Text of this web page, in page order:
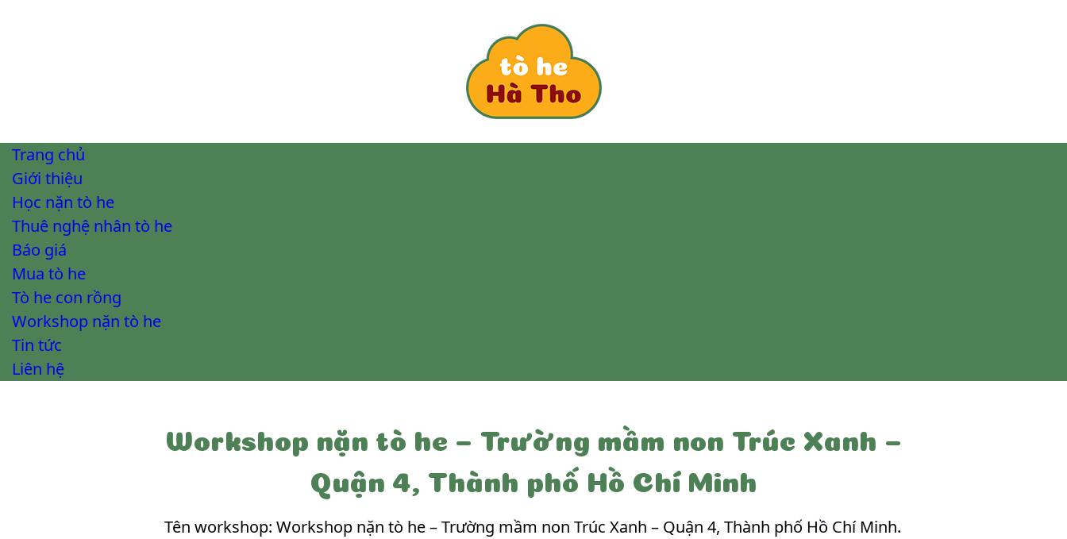
Trang chủ
Giới thiệu
Học nặn tò he
Thuê nghệ nhân tò he
Báo giá
Mua tò he
Tò he con rồng
Workshop nặn tò he
Tin tức
Liên hệ
Workshop nặn tò he – Trường mầm non Trúc Xanh –
Quận 4, Thành phố Hồ Chí Minh
Tên workshop: Workshop nặn tò he – Trường mầm non Trúc Xanh – Quận 4, Thành phố Hồ Chí Minh.